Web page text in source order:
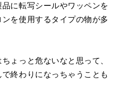
に転写シールやワッペンを
を使用するタイプの物が多
ょっと危ないなと思って、
終わりになっちゃうことも